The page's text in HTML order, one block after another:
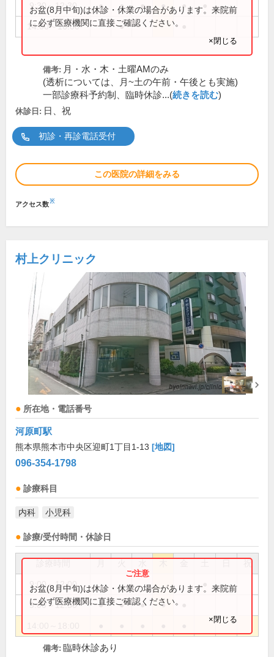
9:30～12:30 ● ● ● ● ●
14:00～16:00 ●
お盆(8月中旬)は休診・休業の場合があります。来院前
に必ず医療機関に直接ご確認ください。
×閉じる
備考: 月・水・木・土曜AMのみ
(透析については、月~土の午前・午後とも実施)
一部診療科予約制、臨時休診...(続きを読む)
休診日: 日、祝
初診・再診電話受付
この医院の詳細をみる
アクセス数※
村上クリニック
所在地・電話番号
河原町駅
熊本県熊本市中央区迎町1丁目1-13 [地図]
096-354-1798
診療科目
内科 小児科
診療/受付時間・休診日
祝
9:00～12:00
9:00～12:30 ● ● ● ●
お盆(8月中旬)は休診・休業の場合があります。来院前
に必ず医療機関に直接ご確認ください。
×閉じる
備考: 臨時休診あり